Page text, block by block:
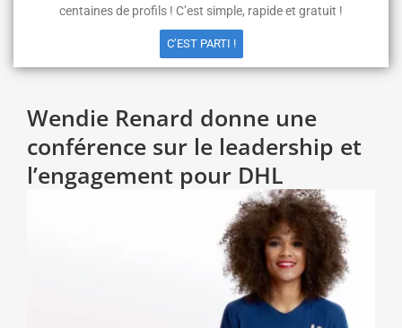
Wendie Renard donne une
conférence sur le leadership et
l’engagement pour DHL
centaines de profils ! C’est simple, rapide et gratuit !
C’EST PARTI !